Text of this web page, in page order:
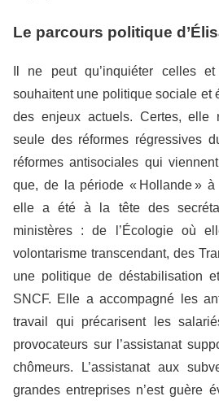
Le parcours politique
Il ne peut qu’inquiéter celles
souhaitent une politique sociale et
des enjeux actuels. Certes, elle
seule des réformes régressives
réformes antisociales qui
que, de la période « Hollande » à
elle a été à la tête des
ministères : de l’Écologie où
volontarisme transcendant, des
une politique de déstabilisation
SNCF. Elle a accompagné les
travail qui précarisent les
provocateurs sur l’assistanat
chômeurs. L’assistanat aux
grandes entreprises n’est guère